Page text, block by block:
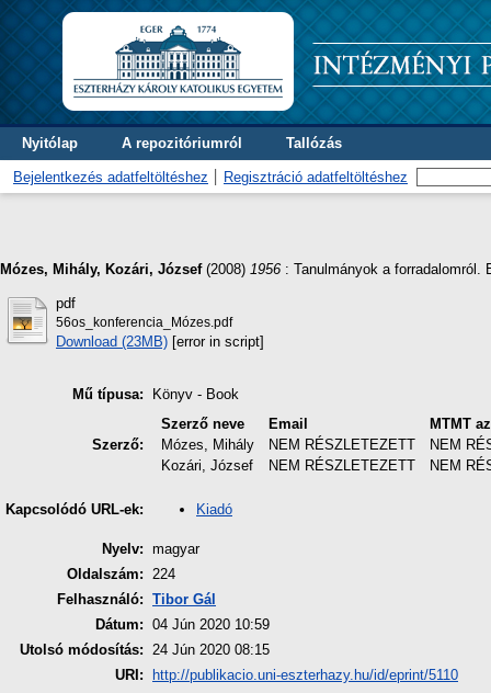
Nyitólap A repozitóriumról Tallózás
Bejelentkezés adatfeltöltéshez Regisztráció adatfeltöltéshez
Mózes, Mihály, Kozári, József(2008) 1956 : Tanulmányok a
pdf
56os_konferencia_Mózes.pdf
Download (23MB) [error in script]
Mű típusa: Könyv - Book
Szerző:
Szerző neve Email
MTMT
Mózes, Mihály
NEM RÉSZLETEZETT
NEM
Kozári, József
NEM RÉSZLETEZETT NEM
Kapcsolódó URL-ek: Kiadó
Nyelv: magyar
Oldalszám: 224
Felhasználó: Tibor Gál
Dátum: 04 Jún 2020 10:59
Utolsó módosítás: 24 Jún 2020 08:15
URI:
http://publikacio.uni-eszterhazy.hu/id/eprint/5110